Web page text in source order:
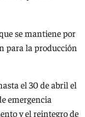
se mantiene por
para la producción
el 30 de abril el
emergencia
y el reintegro de